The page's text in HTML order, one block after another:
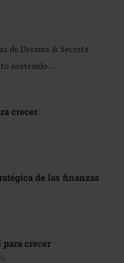
de Dreams & Secrets
sostenido …
crecer
de las finanzas
crecer